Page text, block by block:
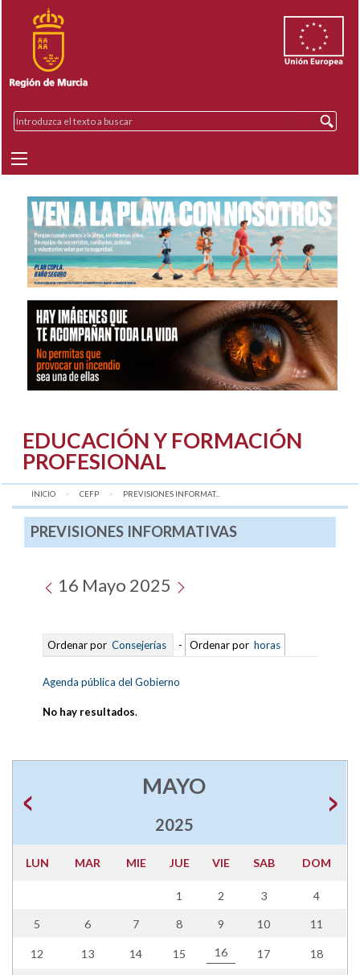
EDUCACIÓN Y FORMACIÓN
PROFESIONAL
INICIO CEFP AQUÍ:
PREVISIONES INFORMAT...
PREVISIONES INFORMATIVAS
16 Mayo 2025
Ordenar por Consejerías - Ordenar por horas
Agenda pública del Gobierno
No hay resultados.
MAYO
2025
LUN MAR MIE JUE VIE SAB DOM
1 2 3 4
5 6 7 8 9 10 11
12 13 14 15 16 17 18